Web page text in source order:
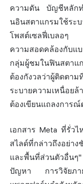
ความดัน บัญชีหลักท
นอินสตาแกรมใช้ระ
โพสต์เซลฟี่เบลอๆ
ความสอดคล้องกับ
กลุ่มผู้ชมในฟินสตาแ
ต้องกังวลว่าผู้ติดต
ระบายความเหนื่อยล้
ต้องเขียนแถลงการ
เอกสาร Meta ที่รั่วไ
สไลด์ที่กล่าวถึงอย่า
และพื้นที่ส่วนตัวอื่น
ปัญหา การวิจัยภาย